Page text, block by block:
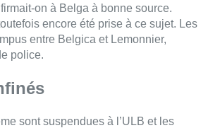
on à Belga à bonne source.
encore été prise à ce sujet. Les
entre Belgica et Lemonnier,
police.
sont suspendues à l’ULB et les